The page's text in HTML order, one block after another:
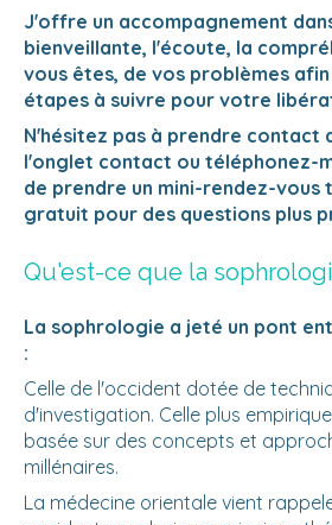
J'offre un accompagnement
bienveillante, l'écoute, la
vous êtes, de vos problèmes
étapes à suivre pour votre
N'hésitez pas à prendre contact
l'onglet contact ou téléphonez-
de prendre un mini-rendez-vous
gratuit pour des questions plus
Qu'est-ce que la
La sophrologie a jeté un pont
:
Celle de l'occident dotée de
d'investigation. Celle plus
basée sur des concepts et
millénaires.
La médecine orientale vient